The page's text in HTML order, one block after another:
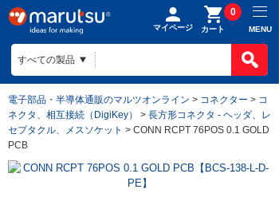
マイページ カート
0
MENU
電子部品・半導体通販のマルツオンライン > コネクター > コ
ネクタ、相互接続（DigiKey）
> 長方形コネクタ - ヘッダ、レ
セプタクル、メスソケット > CONN RCPT 76POS 0.1 GOLD
PCB